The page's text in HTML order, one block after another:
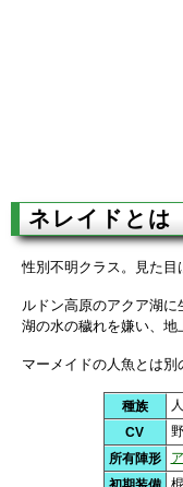
ネレイドとは
性別不明クラス。見た目
ルドン高原のアクア湖に
湖の水の穢れを嫌い、地
マーメイドの人魚とは別
種族
CV
所有陣形